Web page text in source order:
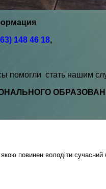
148 46 18,
помогли стать нашим
якою повинен володіти